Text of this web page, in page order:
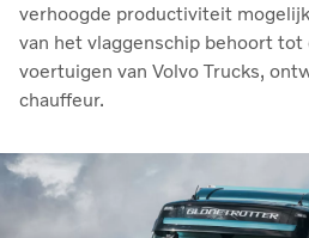
verhoogde productiviteit
van het vlaggenschip behoort
voertuigen van Volvo Trucks,
chauffeur.